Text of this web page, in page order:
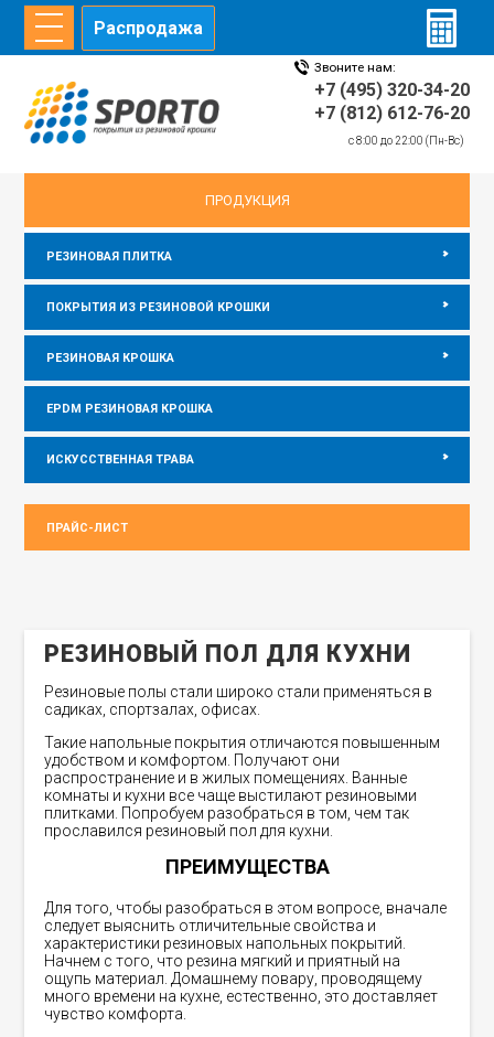
Распродажа
Звоните нам:
+7 (495) 320-34-20
+7 (812) 612-76-20
c 8:00 до 22:00 (Пн-Вс)
главная Резиновый пол для кухни
ПРОДУКЦИЯ
РЕЗИНОВАЯ ПЛИТКА
ПОКРЫТИЯ ИЗ РЕЗИНОВОЙ КРОШКИ
РЕЗИНОВАЯ КРОШКА
EPDM РЕЗИНОВАЯ КРОШКА
ИСКУССТВЕННАЯ ТРАВА
ПРАЙС-ЛИСТ
РЕЗИНОВЫЙ ПОЛ ДЛЯ КУХНИ
Резиновые полы стали широко стали применяться в
садиках, спортзалах, офисах.
Такие напольные покрытия отличаются повышенным
удобством и комфортом. Получают они
распространение и в жилых помещениях. Ванные
комнаты и кухни все чаще выстилают резиновыми
плитками. Попробуем разобраться в том, чем так
прославился резиновый пол для кухни.
ПРЕИМУЩЕСТВА
Для того, чтобы разобраться в этом вопросе, вначале
следует выяснить отличительные свойства и
характеристики резиновых напольных покрытий.
Начнем с того, что резина мягкий и приятный на
ощупь материал. Домашнему повару, проводящему
много времени на кухне, естественно, это доставляет
чувство комфорта.